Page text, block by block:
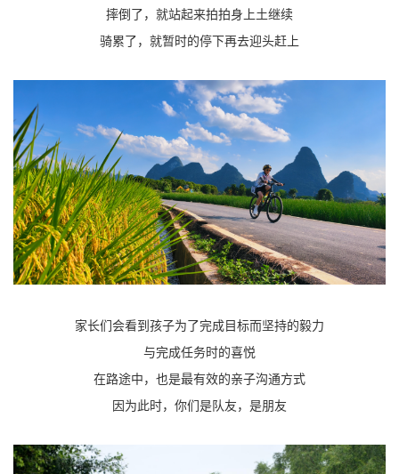
摔倒了，就站起来拍拍身上土继续
骑累了，就暂时的停下再去迎头赶上
家长们会看到孩子为了完成目标而坚持的毅力
与完成任务时的喜悦
在路途中，也是最有效的亲子沟通方式
因为此时，你们是队友，是朋友